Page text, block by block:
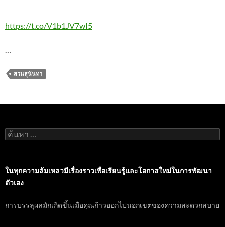
https://t.co/V1b1JV7wI5
สวนสุนันทา
ค้นหา
สำหรับ:
ในทุกความล้มเหลวมีเรื่องราวเพื่อเรียนรู้และโอกาสใหม่ในการพัฒนา
ตัวเอง
การบรรลุผลมักเกิดขึ้นเมื่อคุณก้าวออกไปนอกเขตของความสะดวกสบาย